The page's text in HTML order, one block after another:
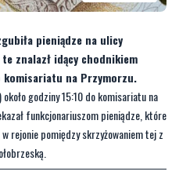
godziny 15:10 do komisariatu na
funkcjonariuszom pieniądze, które
rejonie pomiędzy skrzyżowaniem tej z
się trzy auta. Sprawca